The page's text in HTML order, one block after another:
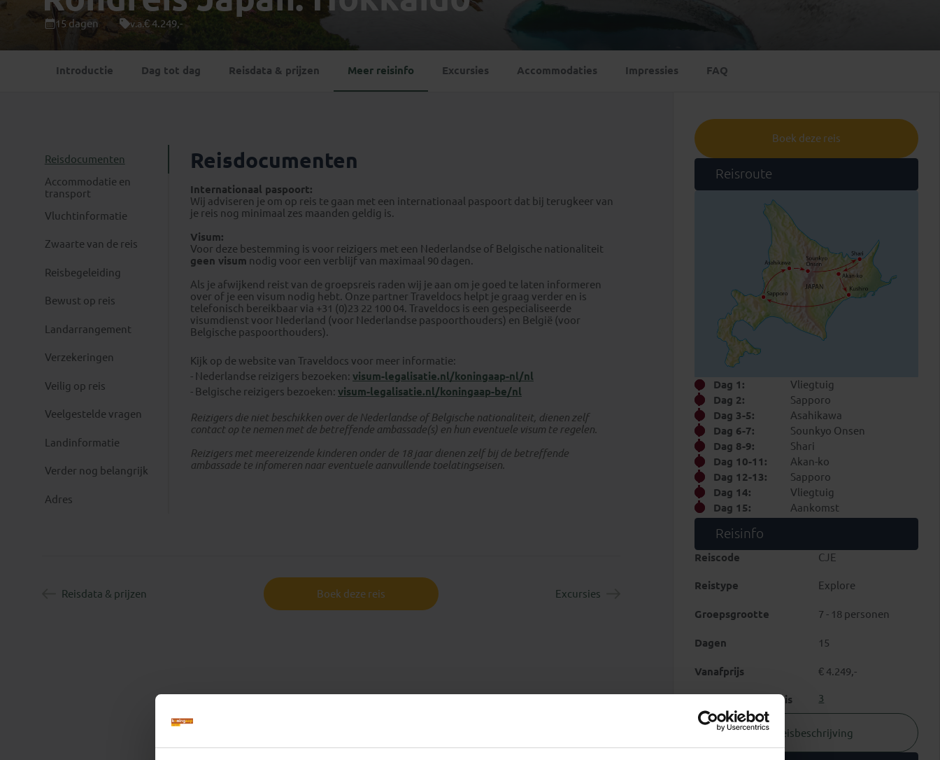
(1)
Singapore(1)
Thailand (8)
Tanzania
Suriname(1)
Georgië
Kroatië
(2)
15 dagen v.a.€ 4.249,-
Introductie Dag tot dag Reisdata & prijzen Meer reisinfo Excursies Accommodaties Impressies FAQ
Reisdocumenten
Accommodatie en
transport
Vluchtinformatie
hier
Zwaarte van de reis
Reisbegeleiding
Bewust op reis
Landarrangement
Verzekeringen
Veilig op reis
Veelgestelde vragen
Landinformatie
Verder nog belangrijk
Adres
Reisdocumenten
Internationaal paspoort:
Wij adviseren je om op reis te gaan met een internationaal paspoort dat bij terugkeer van
je reis nog minimaal zes maanden geldig is.
Visum:
Voor deze bestemming is voor reizigers met een Nederlandse of Belgische nationaliteit
geen visum nodig voor een verblijf van maximaal 90 dagen.
Als je afwijkend reist van de groepsreis raden wij je aan om je goed te laten informeren
over of je een visum nodig hebt. Onze partner Traveldocs helpt je graag verder en is
telefonisch bereikbaar via +31 (0)23 22 100 04. Traveldocs is een gespecialiseerde
visumdienst voor Nederland (voor Nederlandse paspoorthouders) en België (voor
Belgische paspoorthouders).
Kijk op de website van Traveldocs voor meer informatie:
- Nederlandse reizigers bezoeken: visum-legalisatie.nl/koningaap-nl/nl
- Belgische reizigers bezoeken: visum-legalisatie.nl/koningaap-be/nl
Reizigers die niet beschikken over de Nederlandse of Belgische nationaliteit, dienen zelf
contact op te nemen met de betreffende ambassade(s) en hun eventuele visum te regelen.
Reizigers met meereizende kinderen onder de 18 jaar dienen zelf bij de betreffende
ambassade te infomeren naar eventuele aanvullende toelatingseisen.
Reisdata & prijzen Boek deze reis Excursies
Boek deze reis
Reisroute
Dag 1:
Vliegtuig
Dag 2:
Sapporo
Dag 3-5:
Asahikawa
Dag 6-7:
Sounkyo Onsen
Dag 8-9:
Shari
Dag 10-11:
Akan-ko
Dag 12-13:
Sapporo
Dag 14:
Vliegtuig
Dag 15:
Aankomst
Reisinfo
Reiscode CJE
Reistype Explore
Groepsgrootte 7 - 18 personen
Dagen 15
Vanafprijs € 4.249,-
Zwaarte van de reis 3
Reisbeschrijving